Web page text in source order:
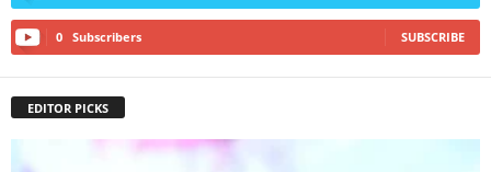
0 Subscribers SUBSCRIBE
EDITOR PICKS